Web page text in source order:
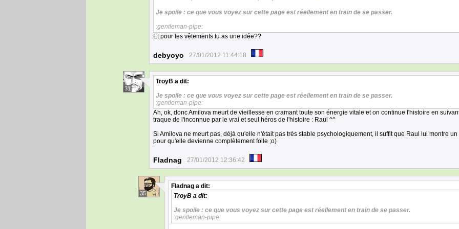
Je spoile : ce que vous voyez sur cette page est réellement en train de se passer.
:gentleman-pipe:
Et pour les vêtements tu as une idée??
debyoyo 27/01/2012 11:44:18
31
TroyB a dit:
Je spoile : ce que vous voyez sur cette page est réellement en train de se passer.
:gentleman-pipe:
Ah, ok, donc Amilova meurt de vieillesse en cramant toute son énergie vitale et on continue l'histoire en
traque de l'inconnue par le vrai et seul héros de l'histoire : Raul ^^
Si Amilova ne meurt pas, déjà qu'elle n'était pas très stable psychologiquement, il suffit que Raul lui montre un
pour qu'elle devienne complètement folle ;o)
Fladnag 27/01/2012 12:36:42
35
Fladnag a dit:
TroyB a dit:
Je spoile : ce que vous voyez sur cette page est réellement en train de se passer.
:gentleman-pipe: